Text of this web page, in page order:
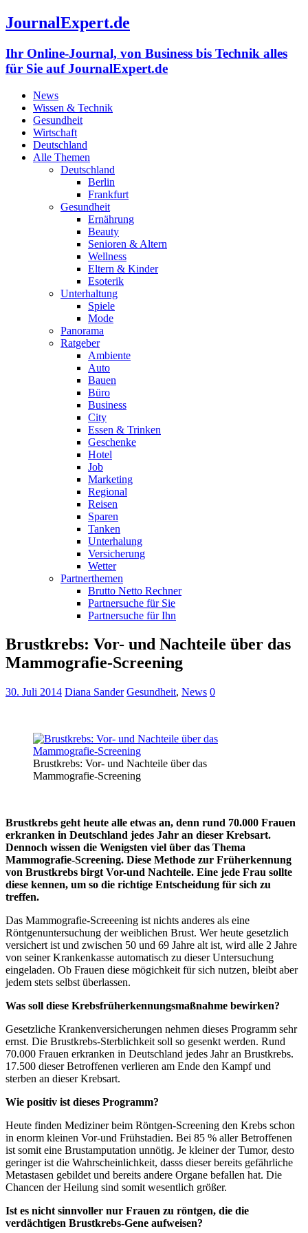
JournalExpert.de
Ihr Online-Journal, von Business bis Technik alles
für Sie auf JournalExpert.de
News
Wissen & Technik
Gesundheit
Wirtschaft
Deutschland
Alle Themen
Deutschland
Berlin
Frankfurt
Gesundheit
Ernährung
Beauty
Senioren & Altern
Wellness
Eltern & Kinder
Esoterik
Unterhaltung
Spiele
Mode
Panorama
Ratgeber
Ambiente
Auto
Bauen
Büro
Business
City
Essen & Trinken
Geschenke
Hotel
Job
Marketing
Regional
Reisen
Sparen
Tanken
Unterhalung
Versicherung
Wetter
Partnerthemen
Brutto Netto Rechner
Partnersuche für Sie
Partnersuche für Ihn
Brustkrebs: Vor- und Nachteile über das
Mammografie-Screening
30. Juli 2014 Diana Sander Gesundheit, News 0
Brustkrebs: Vor- und Nachteile über das
Mammografie-Screening
Brustkrebs geht heute alle etwas an, denn rund 70.000 Frauen
erkranken in Deutschland jedes Jahr an dieser Krebsart.
Dennoch wissen die Wenigsten viel über das Thema
Mammografie-Screening. Diese Methode zur Früherkennung
von Brustkrebs birgt Vor-und Nachteile. Eine jede Frau sollte
diese kennen, um so die richtige Entscheidung für sich zu
treffen.
Das Mammografie-Screeening ist nichts anderes als eine
Röntgenuntersuchung der weiblichen Brust. Wer heute gesetzlich
versichert ist und zwischen 50 und 69 Jahre alt ist, wird alle 2 Jahre
von seiner Krankenkasse automatisch zu dieser Untersuchung
eingeladen. Ob Frauen diese mögichkeit für sich nutzen, bleibt aber
jedem stets selbst überlassen.
Was soll diese Krebsfrüherkennungsmaßnahme bewirken?
Gesetzliche Krankenversicherungen nehmen dieses Programm sehr
ernst. Die Brustkrebs-Sterblichkeit soll so gesenkt werden. Rund
70.000 Frauen erkranken in Deutschland jedes Jahr an Brustkrebs.
17.500 dieser Betroffenen verlieren am Ende den Kampf und
sterben an dieser Krebsart.
Wie positiv ist dieses Programm?
Heute finden Mediziner beim Röntgen-Screening den Krebs schon
in enorm kleinen Vor-und Frühstadien. Bei 85 % aller Betroffenen
ist somit eine Brustamputation unnötig. Je kleiner der Tumor, desto
geringer ist die Wahrscheinlichkeit, dasss dieser bereits gefährliche
Metastasen gebildet und bereits andere Organe befallen hat. Die
Chancen der Heilung sind somit wesentlich größer.
Ist es nicht sinnvoller nur Frauen zu röntgen, die die
verdächtigen Brustkrebs-Gene aufweisen?